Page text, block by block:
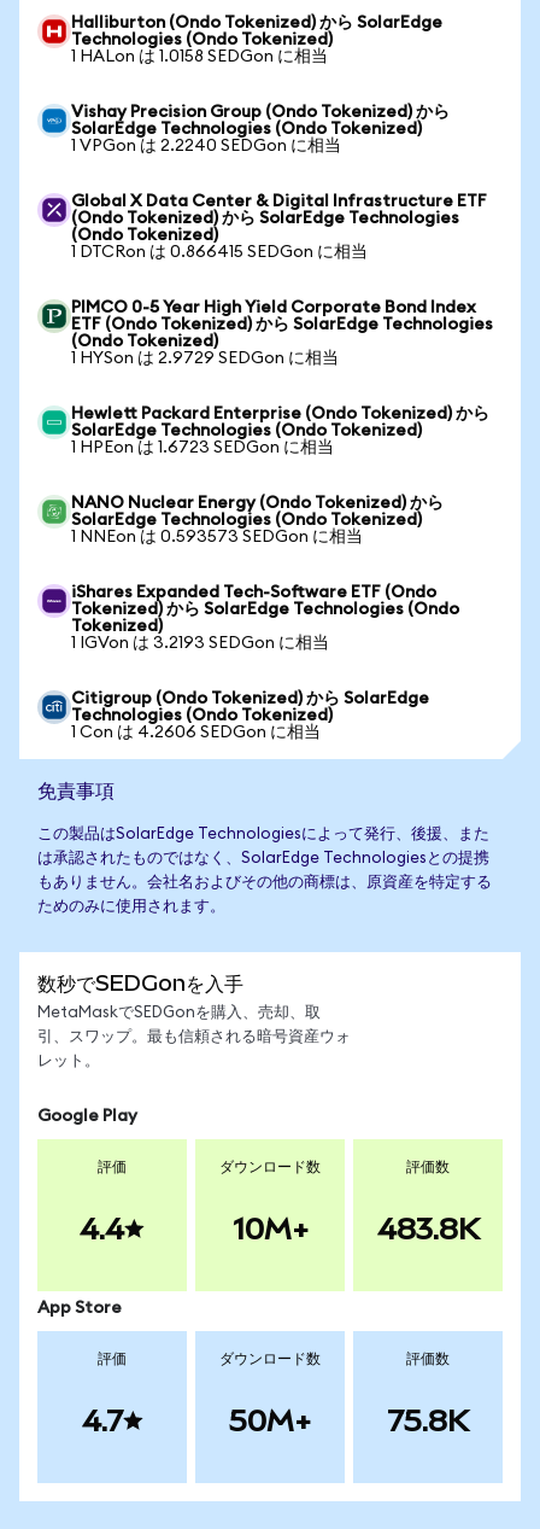
Halliburton (Ondo Tokenized) から SolarEdge
Technologies (Ondo Tokenized)
1 HALon は 1.0158 SEDGon に相当
Vishay Precision Group (Ondo Tokenized) から
SolarEdge Technologies (Ondo Tokenized)
1 VPGon は 2.2240 SEDGon に相当
Global X Data Center & Digital Infrastructure ETF
(Ondo Tokenized) から SolarEdge Technologies
(Ondo Tokenized)
1 DTCRon は 0.866415 SEDGon に相当
PIMCO 0-5 Year High Yield Corporate Bond Index
ETF (Ondo Tokenized) から SolarEdge Technologies
(Ondo Tokenized)
1 HYSon は 2.9729 SEDGon に相当
Hewlett Packard Enterprise (Ondo Tokenized) から
SolarEdge Technologies (Ondo Tokenized)
1 HPEon は 1.6723 SEDGon に相当
NANO Nuclear Energy (Ondo Tokenized) から
SolarEdge Technologies (Ondo Tokenized)
1 NNEon は 0.593573 SEDGon に相当
iShares Expanded Tech-Software ETF (Ondo
Tokenized) から SolarEdge Technologies (Ondo
Tokenized)
1 IGVon は 3.2193 SEDGon に相当
Citigroup (Ondo Tokenized) から SolarEdge
Technologies (Ondo Tokenized)
1 Con は 4.2606 SEDGon に相当
免責事項
この製品はSolarEdge Technologiesによって発行、後援、また
は承認されたものではなく、SolarEdge Technologiesとの提携
もありません。会社名およびその他の商標は、原資産を特定する
ためのみに使用されます。
数秒でSEDGonを入手
MetaMaskでSEDGonを購入、売却、取
引、スワップ。最も信頼される暗号資産ウォ
レット。
Google Play
評価
4.4
ダウンロード数
10M+
評価数
483.8K
App Store
評価
4.7
ダウンロード数
50M+
評価数
75.8K